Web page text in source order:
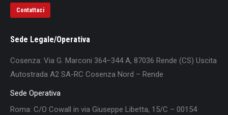
Contattaci
Sede Legale/Operativa
Cosenza: Via G. Marconi 364–344 A, 87036 Rende (CS) Uscita
Autostrada A2 SA-RC Cosenza Nord – Rende
Sede Operativa
Roma: C/O Cowall in via Giuseppe Libetta, 15/C – 00154